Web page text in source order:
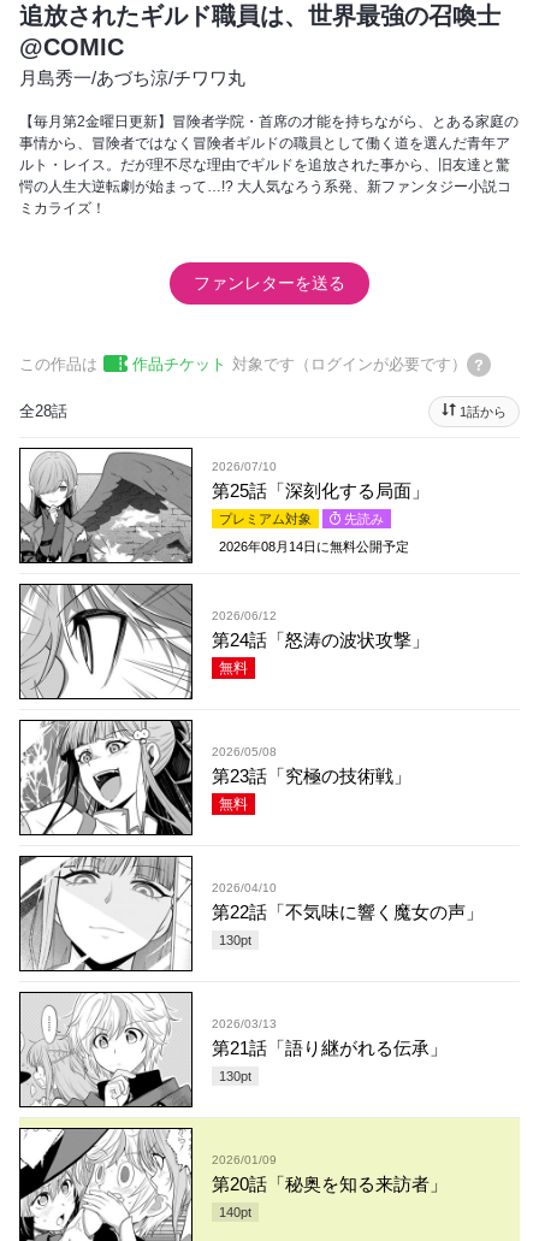
追放されたギルド職員は、世界最強の召喚士
@COMIC
月島秀一/あづち涼/チワワ丸
【毎月第2金曜日更新】冒険者学院・首席の才能を持ちながら、とある家庭の
事情から、冒険者ではなく冒険者ギルドの職員として働く道を選んだ青年ア
ルト・レイス。だが理不尽な理由でギルドを追放された事から、旧友達と驚
愕の人生大逆転劇が始まって…!? 大人気なろう系発、新ファンタジー小説コ
ミカライズ！
ファンレターを送る
この作品は 作品チケット 対象です（ログインが必要です）
全28話 1話から
2026/07/10
第25話「深刻化する局面」
プレミアム対象
先読み
2026年08月14日 に無料公開予定
2026/06/12
第24話「怒涛の波状攻撃」
無料
2026/05/08
第23話「究極の技術戦」
無料
2026/04/10
第22話「不気味に響く魔女の声」
130pt
2026/03/13
第21話「語り継がれる伝承」
130pt
2026/01/09
第20話「秘奥を知る来訪者」
140pt